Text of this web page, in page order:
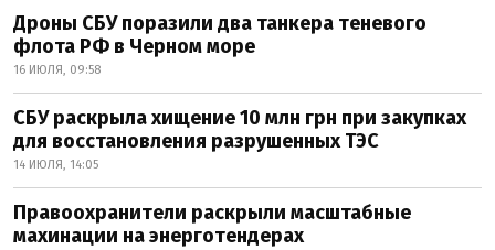
Дроны СБУ поразили два танкера теневого
флота РФ в Черном море
16 ИЮЛЯ, 09:58
СБУ раскрыла хищение 10 млн грн при закупках
для восстановления разрушенных ТЭС
14 ИЮЛЯ, 14:05
Правоохранители раскрыли масштабные
махинации на энерготендерах